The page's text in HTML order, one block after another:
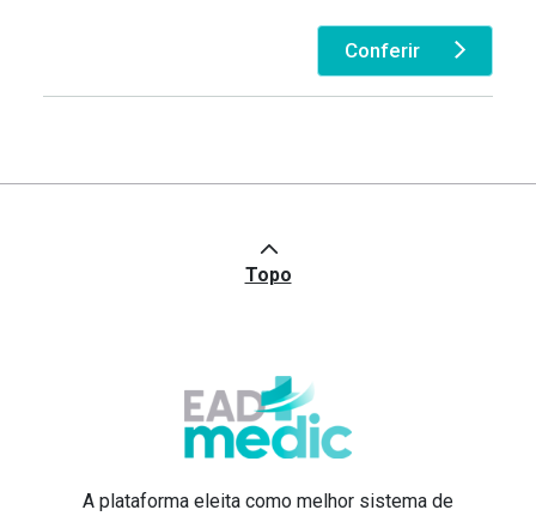
Conferir
A plataforma eleita como melhor sistema de
Topo